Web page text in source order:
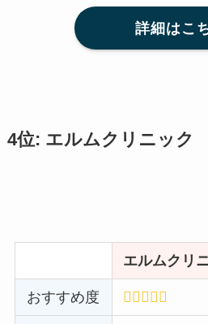
詳細はこ
4位: エルムクリニック
エルムクリ
おすすめ度